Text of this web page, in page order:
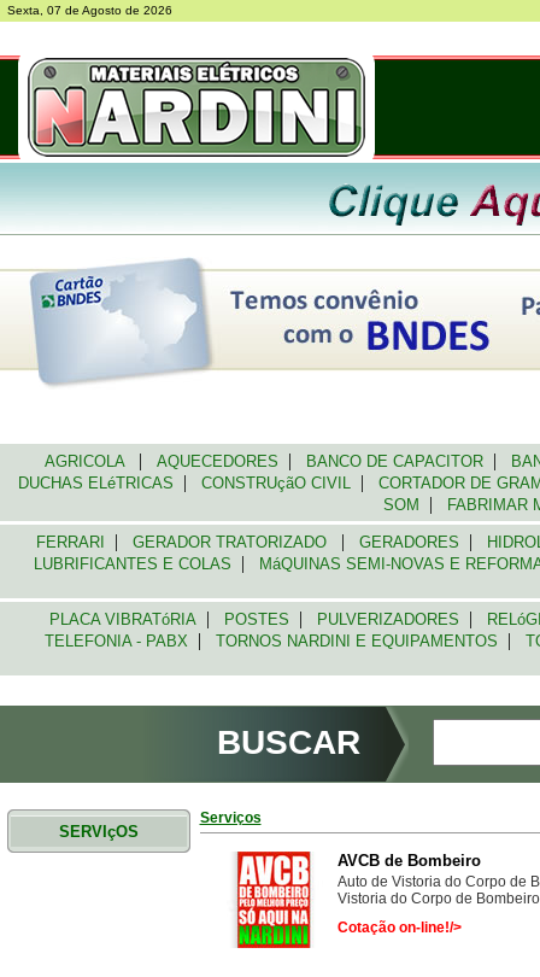
Sexta, 07 de Agosto de 2026
AGRICOLA | AQUECEDORES | BANCO DE CAPACITOR |
DUCHAS ELéTRICAS | CONSTRUçãO CIVIL |
CORTADOR DE
SOM | FABRIMAR
FERRARI | GERADOR TRATORIZADO | GERADORES |
LUBRIFICANTES E COLAS | MáQUINAS SEMI-NOVAS E
PLACA VIBRATóRIA | POSTES | PULVERIZADORES |
TELEFONIA - PABX | TORNOS NARDINI E EQUIPAMENTOS |
BUSCAR
SERVIçOS
Serviços
AVCB de Bombeiro
Auto de Vistoria do Corpo de
Vistoria do Corpo de
Cotação on-line!/>